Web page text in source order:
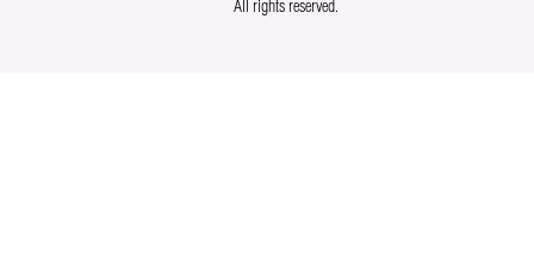
All rights reserved.